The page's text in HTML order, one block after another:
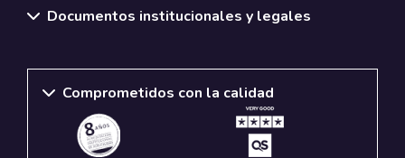
Documentos institucionales y legales
Comprometidos con la calidad